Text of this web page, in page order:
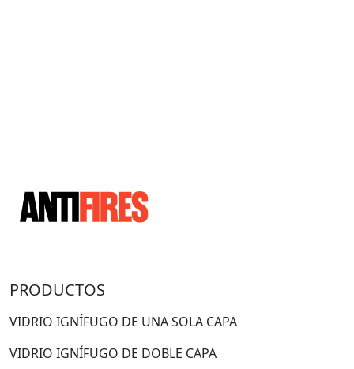
PRODUCTOS
VIDRIO IGNÍFUGO DE UNA SOLA CAPA
VIDRIO IGNÍFUGO DE DOBLE CAPA